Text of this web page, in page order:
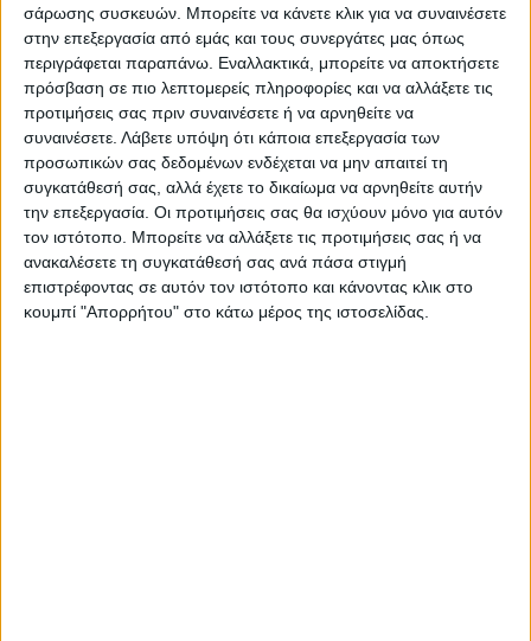
σάρωσης συσκευών. Μπορείτε να κάνετε κλικ για να συναινέσετε
στην επεξεργασία από εμάς και τους συνεργάτες μας όπως
περιγράφεται παραπάνω. Εναλλακτικά, μπορείτε να αποκτήσετε
πρόσβαση σε πιο λεπτομερείς πληροφορίες και να αλλάξετε τις
προτιμήσεις σας πριν συναινέσετε ή να αρνηθείτε να
συναινέσετε. Λάβετε υπόψη ότι κάποια επεξεργασία των
προσωπικών σας δεδομένων ενδέχεται να μην απαιτεί τη
συγκατάθεσή σας, αλλά έχετε το δικαίωμα να αρνηθείτε αυτήν
την επεξεργασία. Οι προτιμήσεις σας θα ισχύουν μόνο για αυτόν
τον ιστότοπο. Μπορείτε να αλλάξετε τις προτιμήσεις σας ή να
ανακαλέσετε τη συγκατάθεσή σας ανά πάσα στιγμή
επιστρέφοντας σε αυτόν τον ιστότοπο και κάνοντας κλικ στο
κουμπί "Απορρήτου" στο κάτω μέρος της ιστοσελίδας.
Και σε αντιδιαστολή; Μια τελική(που
παραλίγο να μπει γκολ στο 13′ του πρώτου
ημιχρόνου της παράτασης από τον Αντο!)
και ένα κόρνερ!
Σα να μην έφτανε αυτό η Αναγέννηση έκανε
αδιανόητο “χαρακίρι” και στη διαδικασία
των πέναλτιόπου κατόρθωσε να φθάσει η
ομάδα της Καλαμαριάς παρότι έπαιζε με